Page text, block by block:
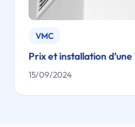
VMC
Prix et installation
15/09/2024